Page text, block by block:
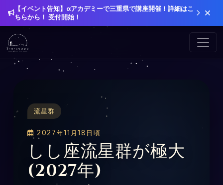
【イベント告知】αアカデミーで三重県で講座開催！詳細はこ
ちらから！ 受付開始！
流星群
2027年11月18日頃
しし座流星群が極大
(2027年)